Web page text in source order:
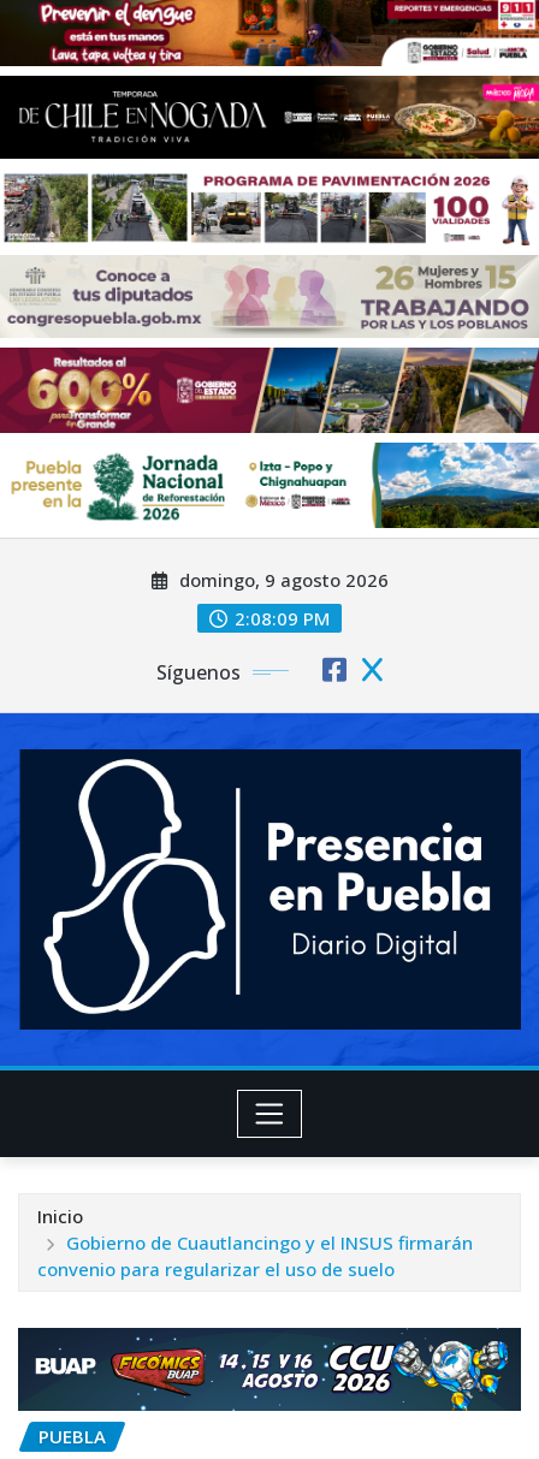
domingo, 9 agosto 2026
2:08:12 PM
Síguenos
Inicio
Gobierno de Cuautlancingo y el INSUS firmarán
convenio para regularizar el uso de suelo
PUEBLA